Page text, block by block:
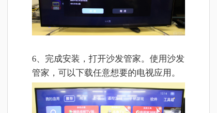
6、完成安装，打开沙发管家。使用沙发
管家，可以下载任意想要的电视应用。